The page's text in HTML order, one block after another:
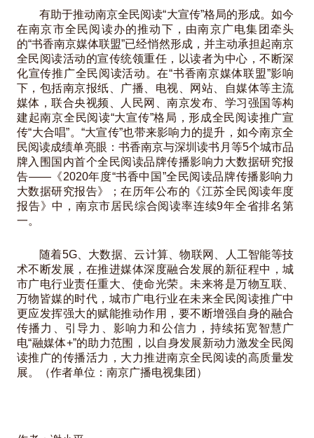
有助于推动南京全民阅读“大宣传”格局的形成。如今
在南京市全民阅读办的推动下，由南京广电集团牵头
的“书香南京媒体联盟”已经悄然形成，并主动承担起南京
全民阅读活动的宣传统领重任，以读者为中心，不断深
化宣传推广全民阅读活动。在“书香南京媒体联盟”影响
下，包括南京报纸、广播、电视、网站、自媒体等主流
媒体，联合央视频、人民网、南京发布、学习强国等构
建起南京全民阅读“大宣传”格局，形成全民阅读推广宣
传“大合唱”。“大宣传”也带来影响力的提升，如今南京全
民阅读成绩单亮眼：书香南京与深圳读书月等5个城市品
牌入围国内首个全民阅读品牌传播影响力大数据研究报
告——《2020年度“书香中国”全民阅读品牌传播影响力
大数据研究报告》；在历年公布的《江苏全民阅读年度
报告》中，南京市居民综合阅读率连续9年全省排名第
一。
随着5G、大数据、云计算、物联网、人工智能等技
术不断发展，在推进媒体深度融合发展的新征程中，城
市广电行业责任重大、使命光荣。未来将是万物互联、
万物皆媒的时代，城市广电行业在未来全民阅读推广中
更应发挥强大的赋能推动作用，要不断增强自身的融合
传播力、引导力、影响力和公信力，持续拓宽智慧广
电“融媒体+”的助力范围，以自身发展新动力激发全民阅
读推广的传播活力，大力推进南京全民阅读的高质量发
展。（作者单位：南京广播电视集团）